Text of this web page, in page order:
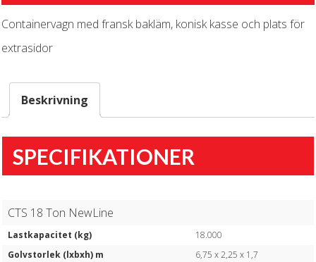
Containervagn med fransk bakläm, konisk kasse och plats för
extrasidor
Beskrivning
SPECIFIKATIONER
CTS 18 Ton NewLine
Lastkapacitet (kg)
18.000
Golvstorlek (lxbxh) m
6,75 x 2,25 x 1,7